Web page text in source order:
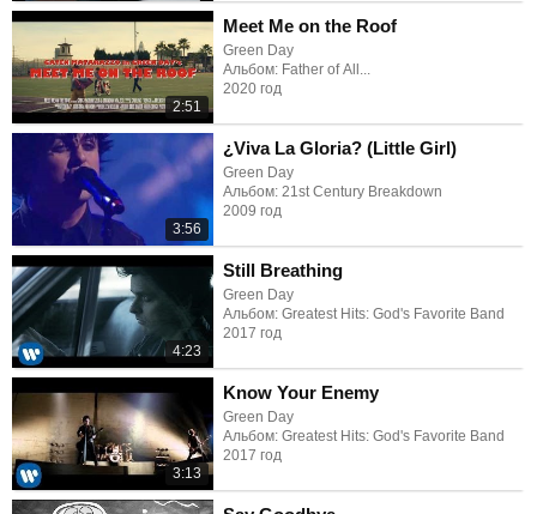
2:51
Meet Me on the Roof
Green Day
Альбом: Father of All...
2020 год
3:56
¿Viva La Gloria? (Little Girl)
Green Day
Альбом: 21st Century Breakdown
2009 год
4:23
Still Breathing
Green Day
Альбом: Greatest Hits: God's Favorite Band
2017 год
3:13
Know Your Enemy
Green Day
Альбом: Greatest Hits: God's Favorite Band
2017 год